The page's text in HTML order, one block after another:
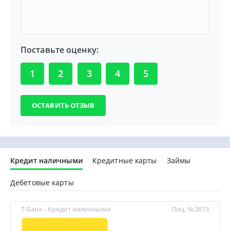
Поставьте оценку:
1 2 3 4 5
Кредит наличными Кредитные карты Займы
Дебетовые карты
Т-Банк - Кредит наличными Лиц. №2673